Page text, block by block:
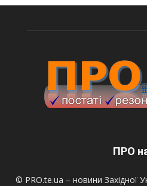
ПРО
© PRO.te.ua – новини